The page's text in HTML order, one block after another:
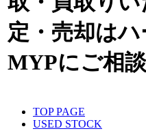
定・売却は
MYPにご相
TOP PAGE
USED STOCK